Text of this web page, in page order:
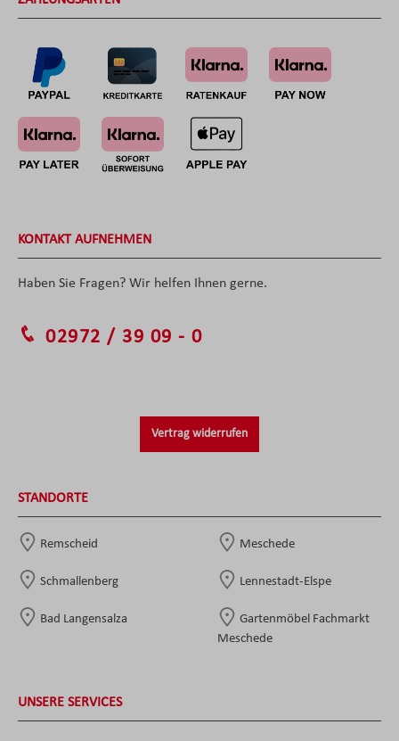
KONTAKT AUFNEHMEN
Haben Sie Fragen? Wir helfen Ihnen gerne.
02972 / 39 09 - 0
Vertrag widerrufen
STANDORTE
Remscheid Meschede
Schmallenberg Lennestadt-Elspe
Bad Langensalza
Gartenmöbel Fachmarkt
Meschede
UNSERE SERVICES